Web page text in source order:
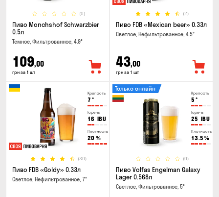
(0)
Пиво Monchshof Schwarzbier
0.5л
Темное, Фильтрованное, 4.9°
109,00
грн за 1 шт
(2)
Пиво FDB «Mexican beer» 0.33л
Светлое, Нефильтрованное, 4.5°
43,00
грн за 1 шт
Крепость
7 °
Горечь
16 IBU
Плотность
20 %
(30)
Пиво FDB «Goldy» 0.33л
Светлое, Нефильтрованное, 7°
Крепость
5 °
Горечь
25 IBU
Плотность
13.5 %
(0)
Только онлайн
Пиво Volfas Engelman Galaxy
Lager 0.568л
Светлое, Фильтрованное, 5°